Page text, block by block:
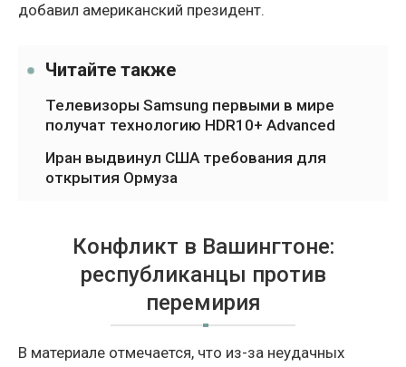
добавил американский президент.
Читайте также
Телевизоры Samsung первыми в мире
получат технологию HDR10+ Advanced
Иран выдвинул США требования для
открытия Ормуза
Конфликт в Вашингтоне:
республиканцы против
перемирия
В материале отмечается, что из-за неудачных